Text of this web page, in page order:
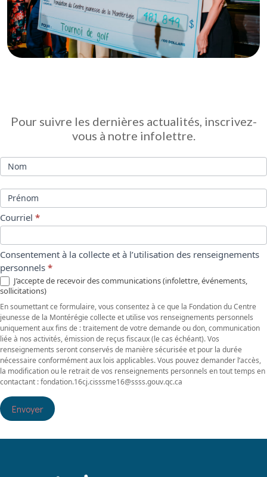
Infolettre
Pour suivre les dernières actualités, inscrivez-
vous à notre infolettre.
Nom
Prénom
Courriel *
Consentement à la collecte et à l’utilisation des renseignements
personnels *
J’accepte de recevoir des communications (infolettre, événements,
sollicitations)
En soumettant ce formulaire, vous consentez à ce que la Fondation du Centre
jeunesse de la Montérégie collecte et utilise vos renseignements personnels
uniquement aux fins de : traitement de votre demande ou don, communication
liée à nos activités, émission de reçus fiscaux (le cas échéant). Vos
renseignements seront conservés de manière sécurisée et pour la durée
nécessaire conformément aux lois applicables. Vous pouvez demander l’accès,
la modification ou le retrait de vos renseignements personnels en tout temps en
contactant : fondation.16cj.cisssme16@ssss.gouv.qc.ca
Envoyer